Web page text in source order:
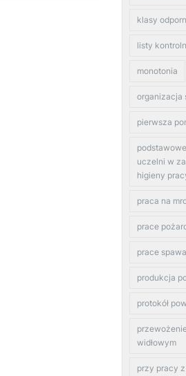
klasy
listy
monotonia
organizacja
pierwsza
uczelni w
higieny
praca na
prace
prace
produkcja
protokół
widłowym
przy pracy